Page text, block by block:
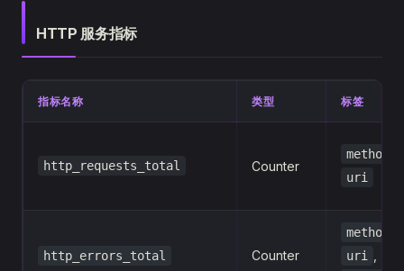
HTTP 服务指标
指标名称 类型 标签
http_requests_total Counter
method
uri
http_errors_total Counter
method
uri